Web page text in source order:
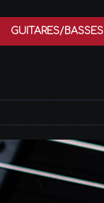
GUITARES/BASSES